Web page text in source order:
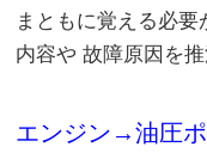
まともに覚える必
内容や 故障原因を
エンジン→油圧